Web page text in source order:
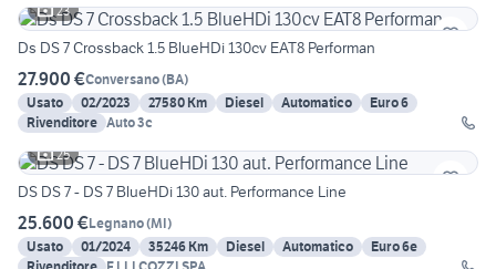
23
Ds DS 7 Crossback 1.5 BlueHDi 130cv EAT8 Performan
27.900 €Conversano(BA)
Usato
02/2023 27580 Km Diesel Automatico
Euro 6
Rivenditore Auto 3c
25
DS DS 7 - DS 7 BlueHDi 130 aut. Performance Line
25.600 €Legnano(MI)
Usato
01/2024 35246 Km Diesel Automatico
Euro 6e